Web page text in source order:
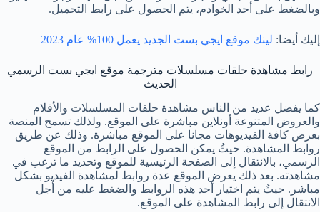
وبالضغط على أحد الخوادم، يتم الحصول على رابط التحميل.
إليك أيضا: لينك موقع ايجي بست الجديد يعمل 100% عام 2023
رابط مشاهدة حلقات مسلسلات مترجمة موقع ايجي بست الرسمي
الحديث
كما يفضل عديد من الناس مشاهدة حلقات المسلسلات والأفلام
والعروض المتنوعة أونلاين مباشرة على الموقع. ولذلك تسمح المنصة
بعرض كافة الفيديوهات مجانا على الموقع مباشرة. وذلك عن طريق
روابط المشاهدة. حيثُ يمكن الحصول على الرابط من الموقع
الرسمي، بالانتقال إلى الصفحة الرئيسية للموقع وتحديد ما ترغب في
مشاهدته. بعد ذلك يعرض الموقع عدة روابط لمشاهدة الفيديو بشكل
مباشر. حيثُ يتم اختيار أحد هذه الروابط والضغط عليه من أجل
الانتقال إلى رابط المشاهدة على الموقع.